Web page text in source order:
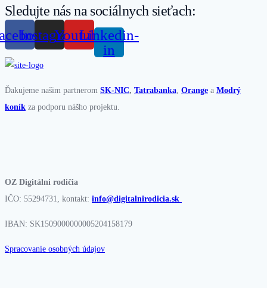
Sledujte nás na sociálnych sieťach:
InstagramYoutubeLinkedin-
in
Ďakujeme našim partnerom SK-NIC, Tatrabanka Orange a Modrý
koník za podporu nášho projektu.
OZ Digitálni rodičia
IČO: 55294731, kontakt: info@digitalnirodicia.sk
IBAN: SK1509000000005204158179
Spracovanie osobných údajov